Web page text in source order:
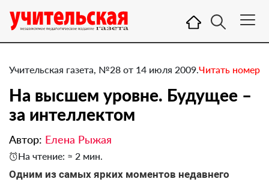
Учительская газета, №28 от 14 июля 2009.Читать номер
На высшем уровне. Будущее –
за интеллектом
Автор: Елена Рыжая
На чтение: ≈ 2 мин.
Одним из самых ярких моментов недавнего